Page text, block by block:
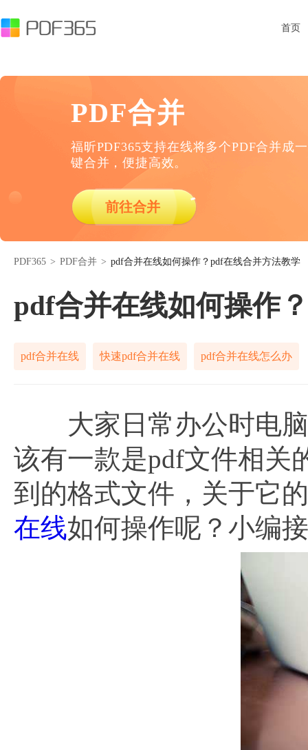
首页
PDF合并
福昕PDF365支持在线将多个PDF合并成
键合并，便捷高效。
前往合并
PDF365 > PDF合并 > pdf合并在线如何操作？pdf在线合并方法教学
pdf合并在线如何操作
pdf合并在线 快速pdf合并在线 pdf合并在线怎么办
大家日常办公时电脑
该有一款是pdf文件相关
到的格式文件，关于它
在线如何操作呢？小编